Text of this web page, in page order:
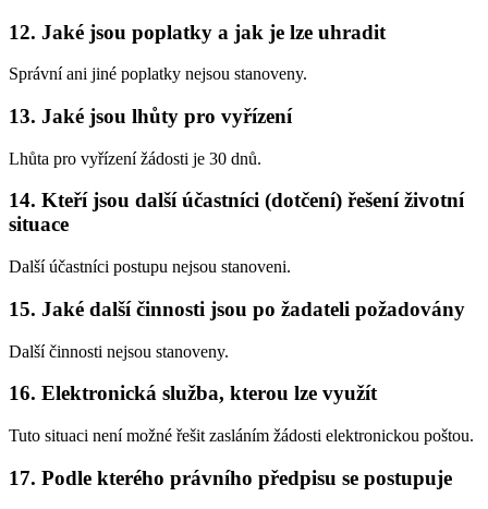
12. Jaké jsou poplatky a jak je lze uhradit
Správní ani jiné poplatky nejsou stanoveny.
13. Jaké jsou lhůty pro vyřízení
Lhůta pro vyřízení žádosti je 30 dnů.
14. Kteří jsou další účastníci (dotčení) řešení životní
situace
Další účastníci postupu nejsou stanoveni.
15. Jaké další činnosti jsou po žadateli požadovány
Další činnosti nejsou stanoveny.
16. Elektronická služba, kterou lze využít
Tuto situaci není možné řešit zasláním žádosti elektronickou poštou.
17. Podle kterého právního předpisu se postupuje